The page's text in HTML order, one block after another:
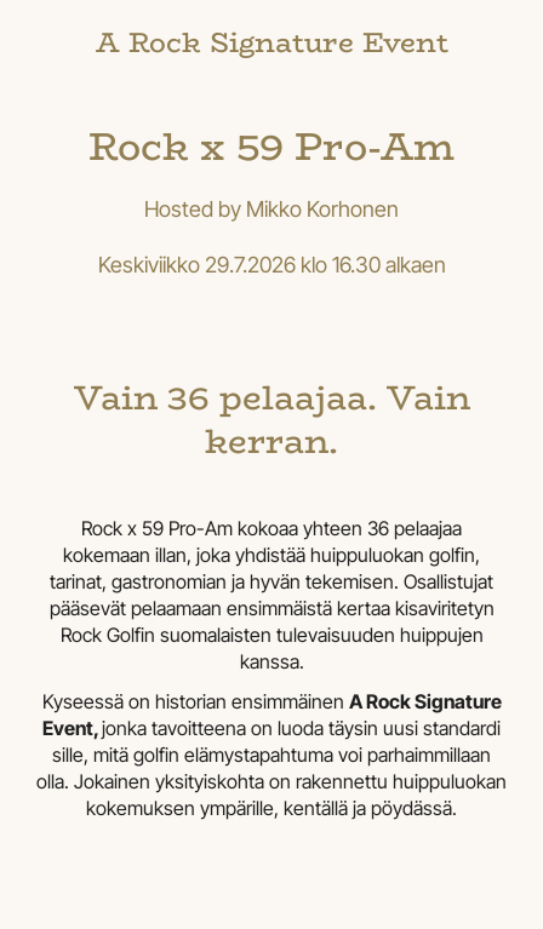
A Rock Signature Event
Rock x 59 Pro-Am
Hosted by Mikko Korhonen
Keskiviikko 29.7.2026 klo 16.30 alkaen
Vain 36 pelaajaa. Vain
kerran.
Rock x 59 Pro-Am kokoaa yhteen 36 pelaajaa
kokemaan illan, joka yhdistää huippuluokan golfin,
tarinat, gastronomian ja hyvän tekemisen. Osallistujat
pääsevät pelaamaan ensimmäistä kertaa kisaviritetyn
Rock Golfin suomalaisten tulevaisuuden huippujen
kanssa.
Kyseessä on historian ensimmäinen A Rock Signature
Event,jonka tavoitteena on luoda täysin uusi standardi
sille, mitä golfin elämystapahtuma voi parhaimmillaan
olla. Jokainen yksityiskohta on rakennettu huippuluokan
kokemuksen ympärille, kentällä ja pöydässä.